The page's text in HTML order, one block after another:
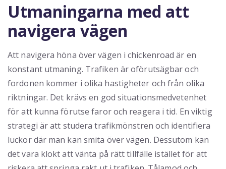
Utmaningarna med att
navigera vägen
Att navigera höna över vägen i chickenroad är en
konstant utmaning. Trafiken är oförutsägbar och
fordonen kommer i olika hastigheter och från olika
riktningar. Det krävs en god situationsmedvetenhet
för att kunna förutse faror och reagera i tid. En viktig
strategi är att studera trafikmönstren och identifiera
luckor där man kan smita över vägen. Dessutom kan
det vara klokt att vänta på rätt tillfälle istället för att